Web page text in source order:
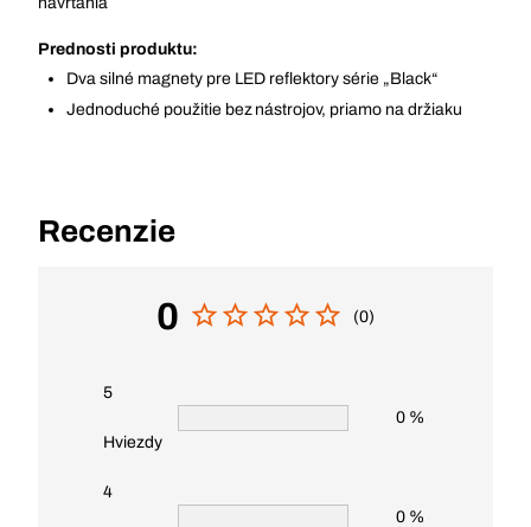
Prednosti produktu:
Dva silné magnety pre LED reflektory série „Black“
Jednoduché použitie bez nástrojov, priamo na držiaku
Recenzie
0 (0)
5
Hviezdy
0 %
4
0 %